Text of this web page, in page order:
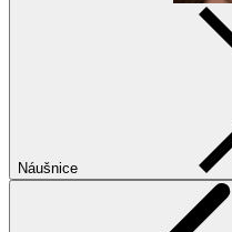
Náušnice